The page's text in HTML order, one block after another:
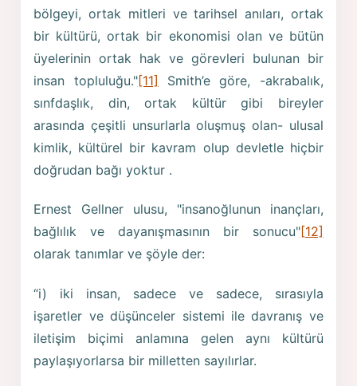
bölgeyi, ortak mitleri ve tarihsel anıları, ortak
bir kültürü, ortak bir ekonomisi olan ve bütün
üyelerinin ortak hak ve görevleri bulunan bir
insan topluluğu."[11] Smith’e göre, -akrabalık,
sınfdaşlık, din, ortak kültür gibi bireyler
arasında çeşitli unsurlarla oluşmuş olan- ulusal
kimlik, kültürel bir kavram olup devletle hiçbir
doğrudan bağı yoktur .
Ernest Gellner ulusu, "insanoğlunun inançları,
bağlılık ve dayanışmasının bir sonucu"[12]
olarak tanımlar ve şöyle der:
“i) iki insan, sadece ve sadece, sırasıyla
işaretler ve düşünceler sistemi ile davranış ve
iletişim biçimi anlamına gelen aynı kültürü
paylaşıyorlarsa bir milletten sayılırlar.